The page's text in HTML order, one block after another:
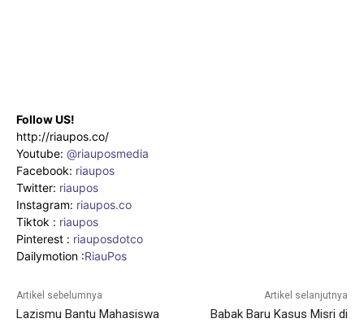
Follow US!
http://riaupos.co/
Youtube: @riauposmedia
Facebook: riaupos
Twitter: riaupos
Instagram: riaupos.co
Tiktok : riaupos
Pinterest : riauposdotco
Dailymotion :RiauPos
Artikel sebelumnya
Lazismu Bantu Mahasiswa
Artikel selanjutnya
Babak Baru Kasus Misri di